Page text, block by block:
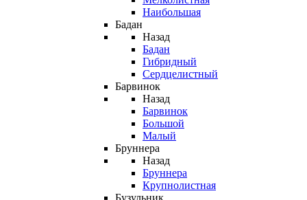
Наибольшая
Бадан
Назад
Бадан
Гибридный
Сердцелистный
Барвинок
Назад
Барвинок
Большой
Малый
Бруннера
Назад
Бруннера
Крупнолистная
Бузульник